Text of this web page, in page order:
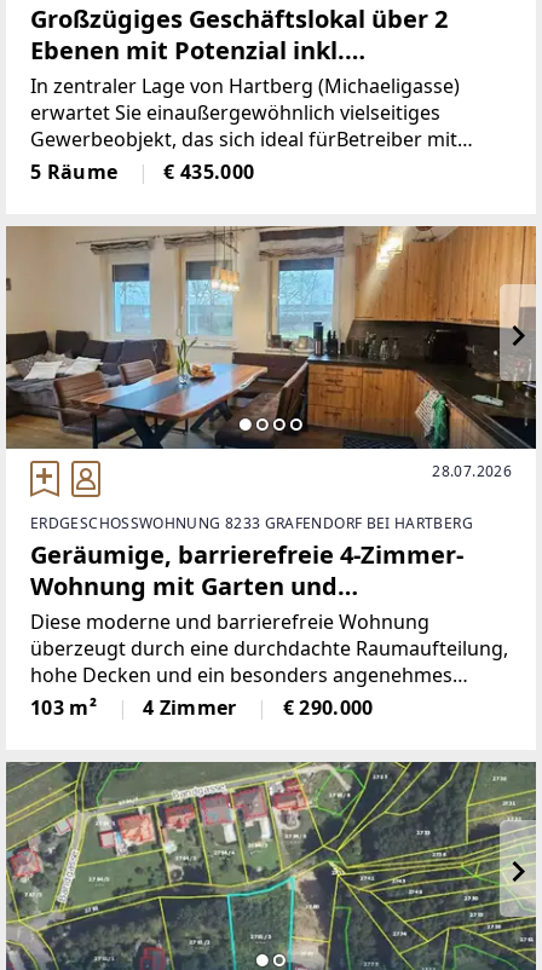
Großzügiges Geschäftslokal über 2
Ebenen mit Potenzial inkl.
renovierungsbedürftiger Wohnung -
Ideal auch als Eventlocation!
In zentraler Lage von Hartberg (Michaeligasse)
erwartet Sie einaußergewöhnlich vielseitiges
Gewerbeobjekt, das sich ideal fürBetreiber mit
Visionen, Investoren oder kreative
Nutzungskonzepteeignet.Die Liegenschaft vereint
5 Räume € 435.000
28.07.2026
ERDGESCHOSSWOHNUNG 8233 GRAFENDORF BEI HARTBERG
Geräumige, barrierefreie 4-Zimmer-
Wohnung mit Garten und
Doppelcarport in Lafnitz
Diese moderne und barrierefreie Wohnung
überzeugt durch eine durchdachte Raumaufteilung,
hohe Decken und ein besonders angenehmes
Wohngefühl. Auf rund 103 m² Wohnfläche stehen
insgesamt 3 Schlafzimmer sowie ein großzügiger
103 m² 4 Zimmer € 290.000